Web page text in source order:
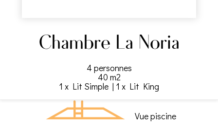
Chambre La Noria
4 personnes
40 m2
1 x Lit Simple | 1 x Lit King
Vue piscine